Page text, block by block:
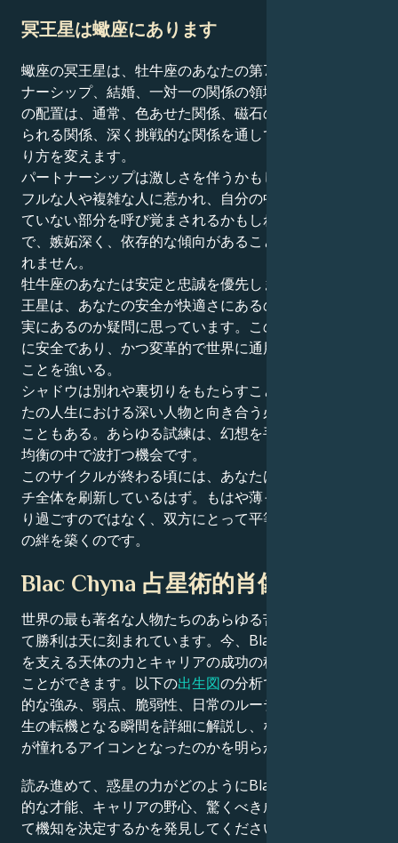
冥王星は蠍座にあります
蠍座の冥王星は、牡牛座のあなたの第7ハウス、パート
ナーシップ、結婚、一対一の関係の領域にあります。こ
の配置は、通常、色あせた関係、磁石のように引き寄せ
られる関係、深く挑戦的な関係を通して、他者との関わ
り方を変えます。
パートナーシップは激しさを伴うかもしれません。パワ
フルな人や複雑な人に惹かれ、自分の中にある表に出し
ていない部分を呼び覚まされるかもしれません。支配的
で、嫉妬深く、依存的な傾向があることに気づくかもし
れません。
牡牛座のあなたは安定と忠誠を優先しますが、蠍座の冥
王星は、あなたの安全が快適さにあるのか、それとも真
実にあるのか疑問に思っています。この位置は、あなた
に安全であり、かつ変革的で世界に通用する同盟を結ぶ
ことを強いる。
シャドウは別れや裏切りをもたらすこともあれば、あな
たの人生における深い人物と向き合う必要性をもたらす
こともある。あらゆる試練は、幻想を手放し、正直さ、
均衡の中で波打つ機会です。
このサイクルが終わる頃には、あなたは愛へのアプロー
チ全体を刷新しているはず。もはや薄っぺらな平和でや
り過ごすのではなく、双方にとって平等で力を与える魂
の絆を築くのです。
Blac Chyna 占星術的肖像画
世界の最も著名な人物たちのあらゆる苦闘、挑戦、そし
て勝利は天に刻まれています。今、Blac Chynaの魅力
を支える天体の力とキャリアの成功の秘密を解き明かす
ことができます。以下の出生図の分析では、彼らの先天
的な強み、弱点、脆弱性、日常のルーティン、そして人
生の転機となる瞬間を詳細に解説し、なぜ彼らが私たち
が憧れるアイコンとなったのかを明らかにします。
読み進めて、惑星の力がどのようにBlac Chynaの創造
的な才能、キャリアの野心、驚くべき成果、知恵、そし
て機知を決定するかを発見してください。